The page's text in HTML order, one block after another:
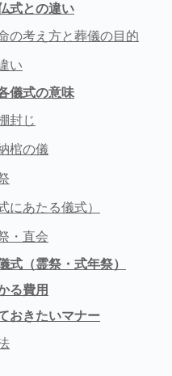
式との違い
の考え方と葬儀の目的
い
儀式の意味
封じ
棺の儀
にあたる儀式）
・直会
式（霊祭・式年祭）
る費用
おきたいマナー